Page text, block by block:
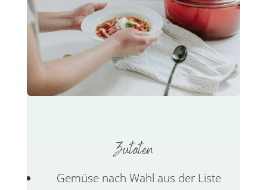
Zutaten
Gemüse nach Wahl aus der Liste